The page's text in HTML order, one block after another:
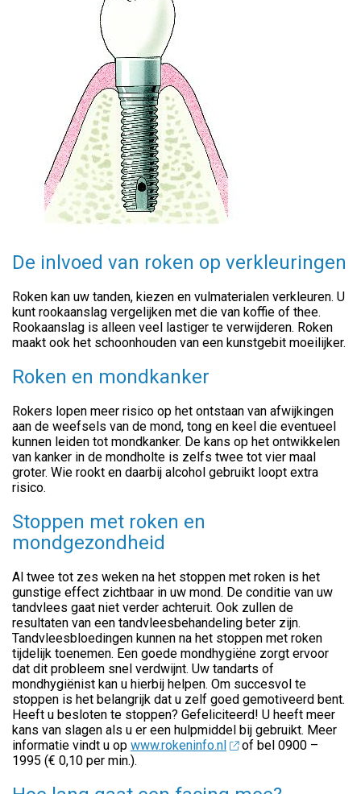
De inlvoed van roken op verkleuringen
Roken kan uw tanden, kiezen en vulmaterialen verkleuren. U
kunt rookaanslag vergelijken met die van koffie of thee.
Rookaanslag is alleen veel lastiger te verwijderen. Roken
maakt ook het schoonhouden van een kunstgebit moeilijker.
Roken en mondkanker
Rokers lopen meer risico op het ontstaan van afwijkingen
aan de weefsels van de mond, tong en keel die eventueel
kunnen leiden tot mondkanker. De kans op het ontwikkelen
van kanker in de mondholte is zelfs twee tot vier maal
groter. Wie rookt en daarbij alcohol gebruikt loopt extra
risico.
Stoppen met roken en
mondgezondheid
Al twee tot zes weken na het stoppen met roken is het
gunstige effect zichtbaar in uw mond. De conditie van uw
tandvlees gaat niet verder achteruit. Ook zullen de
resultaten van een tandvleesbehandeling beter zijn.
Tandvleesbloedingen kunnen na het stoppen met roken
tijdelijk toenemen. Een goede mondhygiëne zorgt ervoor
dat dit probleem snel verdwijnt. Uw tandarts of
mondhygiënist kan u hierbij helpen. Om succesvol te
stoppen is het belangrijk dat u zelf goed gemotiveerd bent.
Heeft u besloten te stoppen? Gefeliciteerd! U heeft meer
kans van slagen als u er een hulpmiddel bij gebruikt. Meer
informatie vindt u op www.rokeninfo.nl
of bel 0900 –
1995 (€ 0,10 per min.).